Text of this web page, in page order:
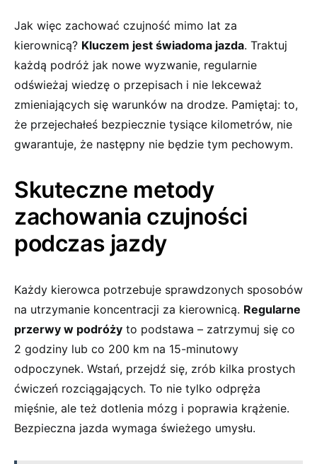
Jak⁣ więc zachować czujność mimo lat za
kierownicą? Kluczem jest świadoma jazda. Traktuj
każdą podróż jak⁤ nowe⁤ wyzwanie, regularnie⁤
odświeżaj wiedzę ‌o przepisach i nie lekceważ
zmieniających ‍się warunków na drodze. Pamiętaj:⁤ to,
że przejechałeś bezpiecznie tysiące ‌kilometrów, nie
gwarantuje, że następny nie będzie tym pechowym.
Skuteczne metody
zachowania ⁢czujności
podczas jazdy
Każdy kierowca potrzebuje ⁢sprawdzonych sposobów
na utrzymanie‌ koncentracji za kierownicą. Regularne
przerwy⁢ w podróży to podstawa – zatrzymuj ⁤się co
2 godziny lub ⁢co 200‍ km na‌ 15-minutowy
odpoczynek. ​Wstań, przejdź ⁣się, zrób kilka prostych
ćwiczeń rozciągających. To nie tylko ⁣odpręża
mięśnie, ​ale też dotlenia‌ mózg i poprawia krążenie.
Bezpieczna ⁤jazda wymaga świeżego umysłu.